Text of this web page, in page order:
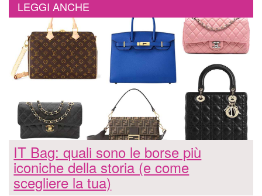
LEGGI ANCHE
IT Bag: quali sono le borse più
iconiche della storia (e come
scegliere la tua)